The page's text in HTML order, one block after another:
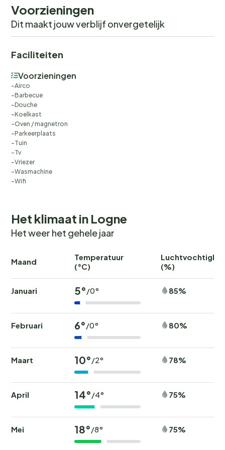
Voorzieningen
Dit maakt jouw verblijf onvergetelijk
Faciliteiten
Voorzieningen
Airco
Barbecue
Douche
Koelkast
Oven / magnetron
Parkeerplaats
Tuin
Tv
Vriezer
Wasmachine
Wifi
Het klimaat in Logne
Het weer het gehele jaar
Maand
Temperatuur
(°C)
(%)
Januari 5°/0° 85%
Februari 6°/0° 80%
Maart 10°/2° 78%
April 14°/4° 75%
Mei 18°/8° 75%